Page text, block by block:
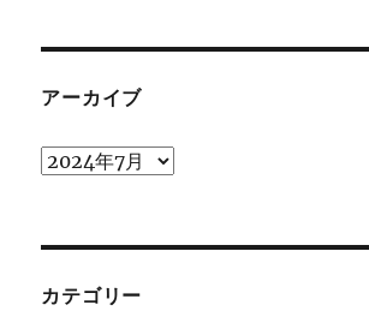
アーカイブ
ア
ブ
カテゴリー